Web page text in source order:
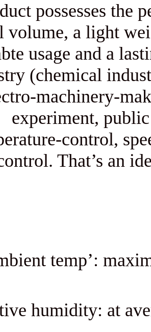
This product
a small volume,
and reliabte usage
in industry
electro-
temperature-
power-control.
Ambient
Air relative